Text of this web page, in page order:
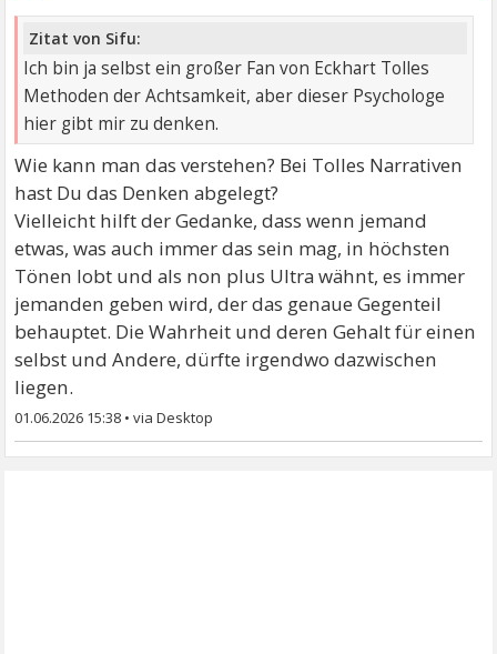
Zitat von Sifu:
Ich bin ja selbst ein großer Fan von Eckhart Tolles
Methoden der Achtsamkeit, aber dieser Psychologe
hier gibt mir zu denken.
Wie kann man das verstehen? Bei Tolles Narrativen
hast Du das Denken abgelegt?
Vielleicht hilft der Gedanke, dass wenn jemand
etwas, was auch immer das sein mag, in höchsten
Tönen lobt und als non plus Ultra wähnt, es immer
jemanden geben wird, der das genaue Gegenteil
behauptet. Die Wahrheit und deren Gehalt für einen
selbst und Andere, dürfte irgendwo dazwischen
liegen.
01.06.2026 15:38 •